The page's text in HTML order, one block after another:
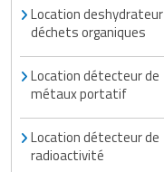
Location deshydrateur
déchets organiques
Location détecteur de
métaux portatif
Location détecteur de
radioactivité